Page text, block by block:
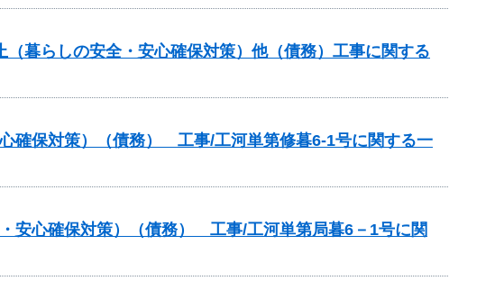
暮らしの安全・安心確保対策）他（債務）工事に関する
確保対策）（債務） 工事/工河単第修暮6-1号に関する一
安心確保対策）（債務） 工事/工河単第局暮6－1号に関